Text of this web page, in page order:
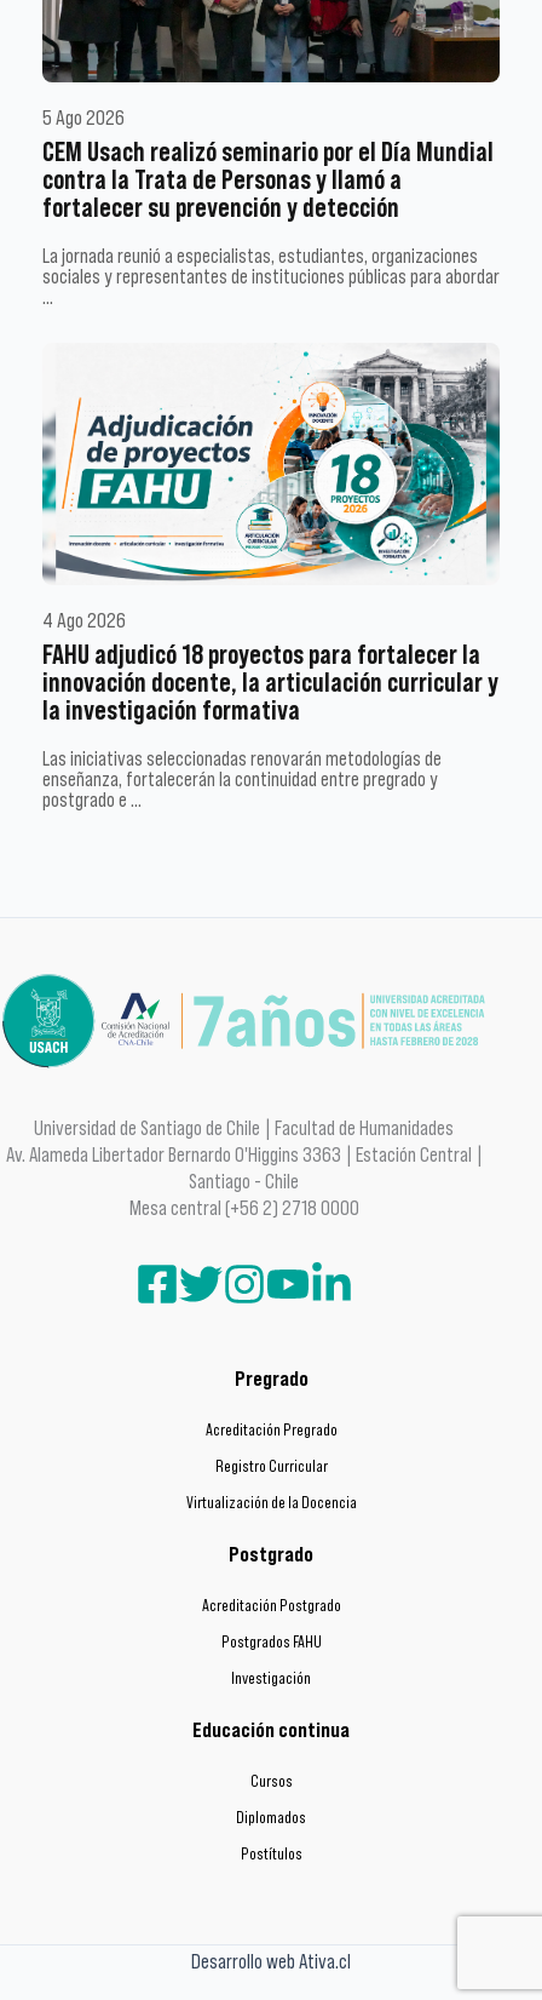
5 Ago 2026
CEM Usach realizó seminario por el Día Mundial
contra la Trata de Personas y llamó a
fortalecer su prevención y detección
La jornada reunió a especialistas, estudiantes, organizaciones
sociales y representantes de instituciones públicas para abordar
…
4 Ago 2026
FAHU adjudicó 18 proyectos para fortalecer la
innovación docente, la articulación curricular y
la investigación formativa
Las iniciativas seleccionadas renovarán metodologías de
enseñanza, fortalecerán la continuidad entre pregrado y
postgrado e …
Universidad de Santiago de Chile | Facultad de Humanidades
Av. Alameda Libertador Bernardo O'Higgins 3363 | Estación Central |
Santiago - Chile
Mesa central (+56 2) 2718 0000
Pregrado
Acreditación Pregrado
Registro Curricular
Virtualización de la Docencia
Postgrado
Acreditación Postgrado
Postgrados FAHU
Investigación
Educación continua
Cursos
Diplomados
Postítulos
Desarrollo web Ativa.cl